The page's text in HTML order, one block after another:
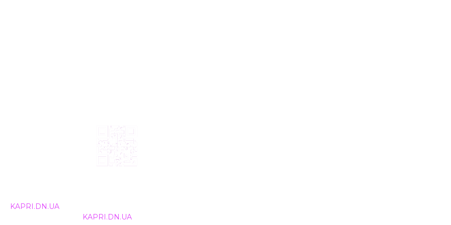
KAPRI.DN.UA
KAPRI.DN.UA